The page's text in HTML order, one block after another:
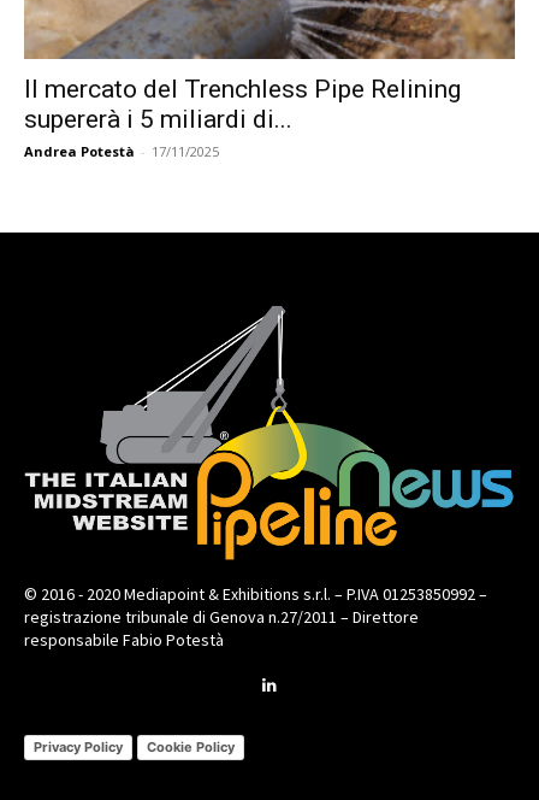
Il mercato del Trenchless Pipe Relining
supererà i 5 miliardi di...
Andrea Potestà - 17/11/2025
© 2016 - 2020 Mediapoint & Exhibitions s.r.l. – P.IVA 01253850992 –
registrazione tribunale di Genova n.27/2011 – Direttore
responsabile Fabio Potestà
Privacy Policy Cookie Policy